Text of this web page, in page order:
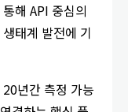
해 API 중심의
태계 발전에 기
년간 측정 가능